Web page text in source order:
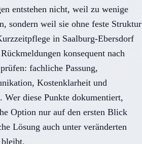
entstehen nicht, weil zu wenige
sondern weil sie ohne feste Struktur
in Saalburg-Ebersdorf
konsequent nach
fachliche Passung,
Kostenklarheit und
diese Punkte dokumentiert,
Option nur auf den ersten Blick
Lösung auch unter veränderten